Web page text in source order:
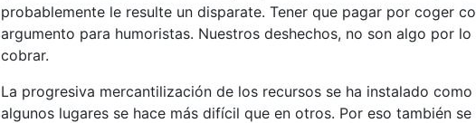
probablemente le resulte un disparate. Tener que pagar por coger
argumento para humoristas. Nuestros deshechos, no son algo por
cobrar.
La progresiva mercantilización de los recursos se ha instalado
algunos lugares se hace más difícil que en otros. Por eso también